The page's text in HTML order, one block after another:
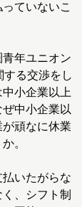
ていないこ
年ユニオン
る交渉をし
小企業以上
中小企業以
が頑なに休業
。
いたがらな
、シフト制